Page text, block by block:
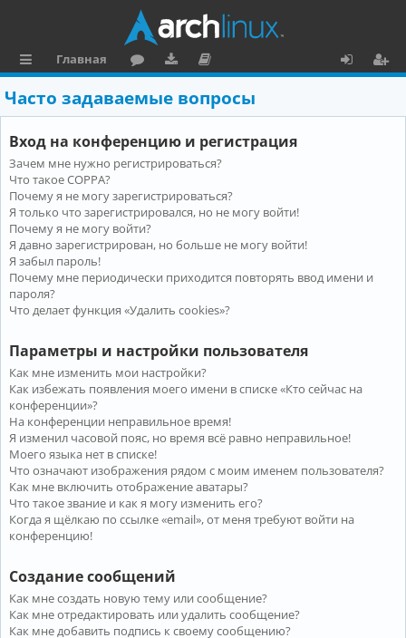
ы
л
к
и
Главная
ру
м
ру
зк
и
ку
м
е
н
та
ц
и
я
о
и
Часто задаваемые вопросы
Вход на конференцию и регистрация
Зачем мне нужно регистрироваться?
Что такое COPPA?
Почему я не могу зарегистрироваться?
Я только что зарегистрировался, но не могу войти!
Почему я не могу войти?
Я давно зарегистрирован, но больше не могу войти!
Я забыл пароль!
Почему мне периодически приходится повторять ввод имени и
пароля?
Что делает функция «Удалить cookies»?
Параметры и настройки пользователя
Как мне изменить мои настройки?
Как избежать появления моего имени в списке «Кто сейчас на
конференции»?
На конференции неправильное время!
Я изменил часовой пояс, но время всё равно неправильное!
Моего языка нет в списке!
Что означают изображения рядом с моим именем пользователя?
Как мне включить отображение аватары?
Что такое звание и как я могу изменить его?
Когда я щёлкаю по ссылке «email», от меня требуют войти на
конференцию!
Создание сообщений
Как мне создать новую тему или сообщение?
Как мне отредактировать или удалить сообщение?
Как мне добавить подпись к своему сообщению?